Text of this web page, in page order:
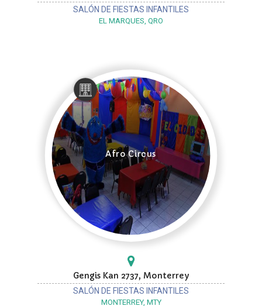
SALÓN DE FIESTAS INFANTILES
EL MARQUES, QRO
Afro Circus
Gengis Kan 2737, Monterrey
SALÓN DE FIESTAS INFANTILES
MONTERREY, MTY